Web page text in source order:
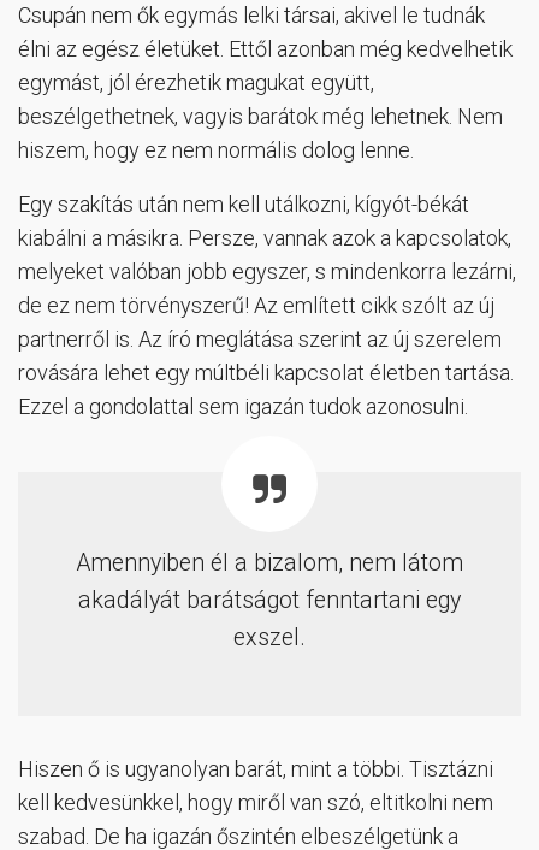
Csupán nem ők egymás lelki társai, akivel le tudnák
élni az egész életüket. Ettől azonban még kedvelhetik
egymást, jól érezhetik magukat együtt,
beszélgethetnek, vagyis barátok még lehetnek. Nem
hiszem, hogy ez nem normális dolog lenne.
Egy szakítás után nem kell utálkozni, kígyót-békát
kiabálni a másikra. Persze, vannak azok a kapcsolatok,
melyeket valóban jobb egyszer, s mindenkorra lezárni,
de ez nem törvényszerű! Az említett cikk szólt az új
partnerről is. Az író meglátása szerint az új szerelem
rovására lehet egy múltbéli kapcsolat életben tartása.
Ezzel a gondolattal sem igazán tudok azonosulni.
Amennyiben él a bizalom, nem látom
akadályát barátságot fenntartani egy
exszel.
Hiszen ő is ugyanolyan barát, mint a többi. Tisztázni
kell kedvesünkkel, hogy miről van szó, eltitkolni nem
szabad. De ha igazán őszintén elbeszélgetünk a